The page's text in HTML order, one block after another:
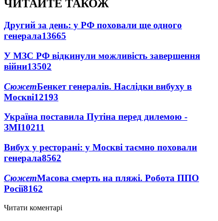
ЧИТАЙТЕ ТАКОЖ
Другий за день: у РФ поховали ще одного
генерала13665
У МЗС РФ відкинули можливість завершення
війни13502
СюжетБенкет генералів. Наслідки вибуху в
Москві12193
Україна поставила Путіна перед дилемою -
ЗМІ10211
Вибух у ресторані: у Москві таємно поховали
генерала8562
СюжетМасова смерть на пляжі. Робота ППО
Росії8162
Читати коментарі